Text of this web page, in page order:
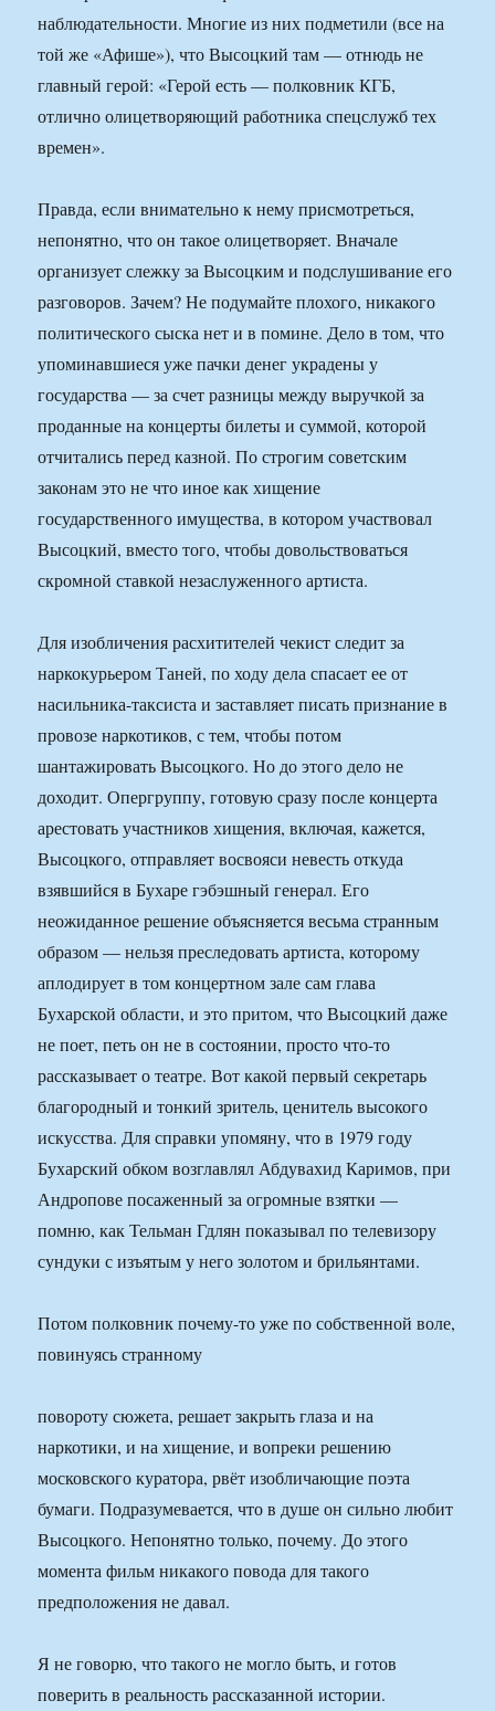
наблюдательности. Многие из них подметили (все на
той же «Афише»), что Высоцкий там — отнюдь не
главный герой: «Герой есть — полковник КГБ,
отлично олицетворяющий работника спецслужб тех
времен».
Правда, если внимательно к нему присмотреться,
непонятно, что он такое олицетворяет. Вначале
организует слежку за Высоцким и подслушивание его
разговоров. Зачем? Не подумайте плохого, никакого
политического сыска нет и в помине. Дело в том, что
упоминавшиеся уже пачки денег украдены у
государства — за счет разницы между выручкой за
проданные на концерты билеты и суммой, которой
отчитались перед казной. По строгим советским
законам это не что иное как хищение
государственного имущества, в котором участвовал
Высоцкий, вместо того, чтобы довольствоваться
скромной ставкой незаслуженного артиста.
Для изобличения расхитителей чекист следит за
наркокурьером Таней, по ходу дела спасает ее от
насильника-таксиста и заставляет писать признание в
провозе наркотиков, с тем, чтобы потом
шантажировать Высоцкого. Но до этого дело не
доходит. Опергруппу, готовую сразу после концерта
арестовать участников хищения, включая, кажется,
Высоцкого, отправляет восвояси невесть откуда
взявшийся в Бухаре гэбэшный генерал. Его
неожиданное решение объясняется весьма странным
образом — нельзя преследовать артиста, которому
аплодирует в том концертном зале сам глава
Бухарской области, и это притом, что Высоцкий даже
не поет, петь он не в состоянии, просто что-то
рассказывает о театре. Вот какой первый секретарь
благородный и тонкий зритель, ценитель высокого
искусства. Для справки упомяну, что в 1979 году
Бухарский обком возглавлял Абдувахид Каримов, при
Андропове посаженный за огромные взятки —
помню, как Тельман Гдлян показывал по телевизору
сундуки с изъятым у него золотом и брильянтами.
Потом полковник почему-то уже по собственной воле,
повинуясь странному
повороту сюжета, решает закрыть глаза и на
наркотики, и на хищение, и вопреки решению
московского куратора, рвёт изобличающие поэта
бумаги. Подразумевается, что в душе он сильно любит
Высоцкого. Непонятно только, почему. До этого
момента фильм никакого повода для такого
предположения не давал.
Я не говорю, что такого не могло быть, и готов
поверить в реальность рассказанной истории.